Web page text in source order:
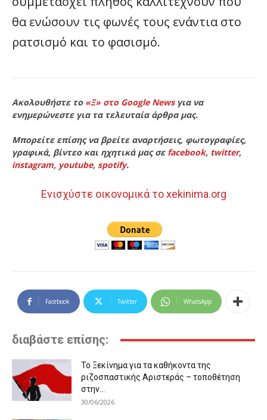
θα ενώσουν τις φωνές τους ενάντια στο
ρατσισμό και το φασισμό.
Ακολουθήστε το «Ξ» στο Google Newsγια να
ενημερώνεστε για τα τελευταία άρθρα μας.
Μπορείτε επίσης να βρείτε αναρτήσεις, φωτογραφίες,
γραφικά, βίντεο και ηχητικά μας σε facebook, twitter,
instagram, youtube, spotify.
Ενισχύστε οικονομικά το xekinima.org
Facebook Twitter WhatsApp
διαβάστε επίσης:
Το Ξεκίνημα για τα καθήκοντα της
ριζοσπαστικής Αριστεράς – τοποθέτηση
στην...
30/06/2026